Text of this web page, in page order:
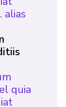
alias
quia